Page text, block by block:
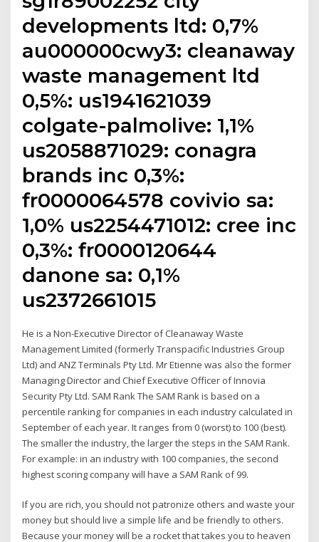
developments ltd: 0,7%
au000000cwy3: cleanaway
waste management ltd
0,5%: us1941621039
colgate-palmolive: 1,1%
us2058871029: conagra
brands inc 0,3%:
fr0000064578 covivio sa:
1,0% us2254471012: cree inc
0,3%: fr0000120644
danone sa: 0,1%
us2372661015
He is a Non-Executive Director of Cleanaway Waste
Management Limited (formerly Transpacific Industries Group
Ltd) and ANZ Terminals Pty Ltd. Mr Etienne was also the former
Managing Director and Chief Executive Officer of Innovia
Security Pty Ltd. SAM Rank The SAM Rank is based on a
percentile ranking for companies in each industry calculated in
September of each year. It ranges from 0 (worst) to 100 (best).
The smaller the industry, the larger the steps in the SAM Rank.
For example: in an industry with 100 companies, the second
highest scoring company will have a SAM Rank of 99.
If you are rich, you should not patronize others and waste your
money but should live a simple life and be friendly to others.
Because your money will be a rocket that takes you to heaven